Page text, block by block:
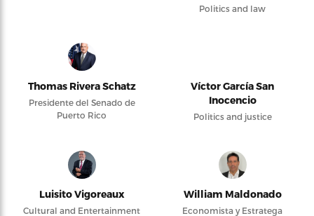
Politics and law
Thomas Rivera Schatz
Presidente del Senado de
Puerto Rico
Víctor García San
Inocencio
Politics and justice
Luisito Vigoreaux
Cultural and Entertainment
William Maldonado
Economista y Estratega